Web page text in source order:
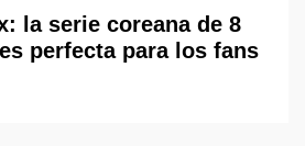
la serie coreana de 8
perfecta para los fans